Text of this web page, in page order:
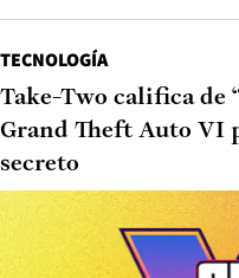
TECNOLOGÍA
Take-Two califica de
Grand Theft Auto VI
secreto